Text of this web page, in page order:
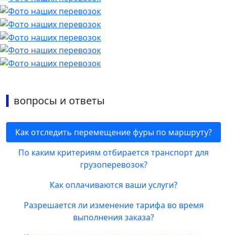
вопросы и ответы
Как отследить перемещение фуры по маршруту?
По каким критериям отбирается транспорт для
грузоперевозок?
Как оплачиваются ваши услуги?
Разрешается ли изменение тарифа во время
выполнения заказа?